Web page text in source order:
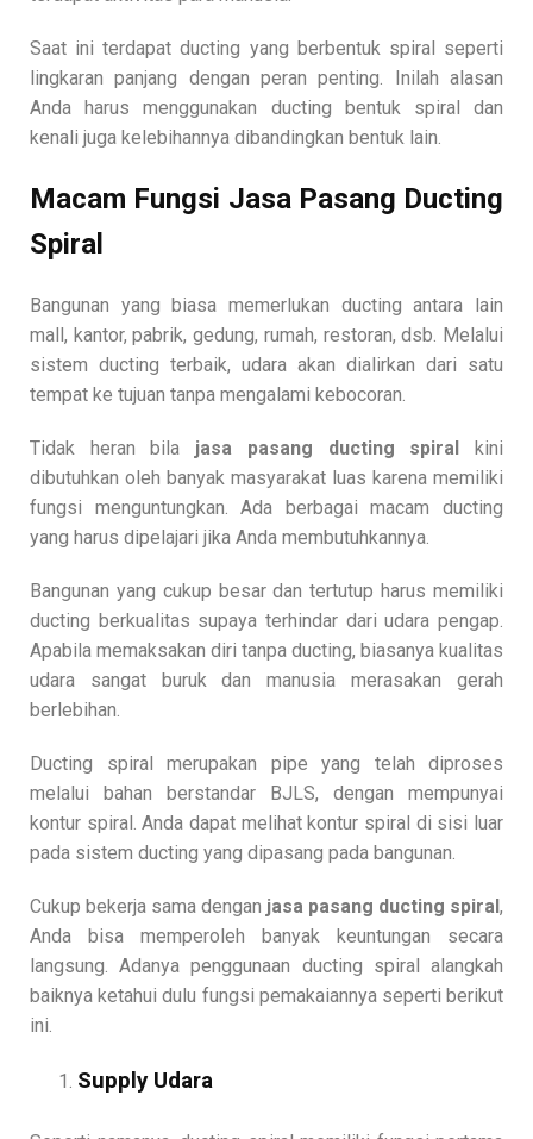
Saat ini terdapat ducting yang berbentuk spiral seperti
lingkaran panjang dengan peran penting. Inilah alasan
Anda harus menggunakan ducting bentuk spiral dan
kenali juga kelebihannya dibandingkan bentuk lain.
Macam Fungsi Jasa Pasang Ducting
Spiral
Bangunan yang biasa memerlukan ducting antara lain
mall, kantor, pabrik, gedung, rumah, restoran, dsb. Melalui
sistem ducting terbaik, udara akan dialirkan dari satu
tempat ke tujuan tanpa mengalami kebocoran.
Tidak heran bila jasa pasang ducting spiral
kini
dibutuhkan oleh banyak masyarakat luas karena memiliki
fungsi menguntungkan. Ada berbagai macam ducting
yang harus dipelajari jika Anda membutuhkannya.
Bangunan yang cukup besar dan tertutup harus memiliki
ducting berkualitas supaya terhindar dari udara pengap.
Apabila memaksakan diri tanpa ducting, biasanya kualitas
udara sangat buruk dan manusia merasakan gerah
berlebihan.
Ducting spiral merupakan pipe yang telah diproses
melalui bahan berstandar BJLS, dengan mempunyai
kontur spiral. Anda dapat melihat kontur spiral di sisi luar
pada sistem ducting yang dipasang pada bangunan.
Cukup bekerja sama dengan jasa pasang ducting spiral ,
Anda bisa memperoleh banyak keuntungan secara
langsung. Adanya penggunaan ducting spiral alangkah
baiknya ketahui dulu fungsi pemakaiannya seperti berikut
ini.
Supply Udara